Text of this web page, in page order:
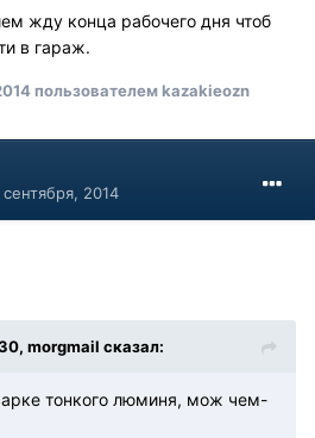
жду конца рабочего дня чтоб
в гараж.
пользователем kazakieozn
сентября, 2014
morgmail сказал:
тонкого люминя, мож чем-